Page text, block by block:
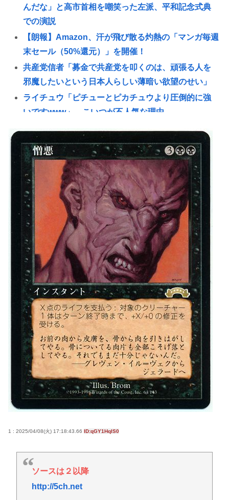
んだな」と高市首相を嘲笑った左派、平和記念式典
での演説
【朗報】Amazon、汗が飛び散る灼熱の「マンガ毎週
末セール（50%還元）」を開催！
共産党信者「募金で共産党を叩くのは、頑張る人を
邪魔したいという日本人らしい薄暗い欲望のせい」
ライチュウ「ピチューとピカチュウより圧倒的に強
いですwww」←こいつが不人気な理由
いけど海外では『Cool!』と言われる
【速報】ルフィの幹部、懲役20年に決定する←コレ
は妥当か？？？？？？？
菅直人元総理、再評価されるwww
「片親の女だけはやめとけ」という風潮、広まりつ
つある
自衛隊の巨大船「フェリー活用」の狙いとは？地震
発生時に期待される役割を解説
『日本人インフルエンサーみなちゃんが配信中に自
ら命を断つも誹謗中傷したお前たちは哀しき獣な
件』
ドン・キホーテ露店「うなぎのかば焼き」で食中毒
男女14人が発熱や腹痛など訴え…サルモネラ属の菌
検出
カズレーザー、車の任意保険を巡り持論「強制しろ
よ！」「保険にも入れないヤツは運転すんなよ」
共産党信者「募金で共産党を叩くのは、頑張る人を
邪魔したいという日本人らしい薄暗い欲望のせい」
Powered by livedoor 相互RSS
1 : 2025/04/08(火) 17:18:43.66 ID:qGY1HqIS0
ソースは２以降
http://5ch.net